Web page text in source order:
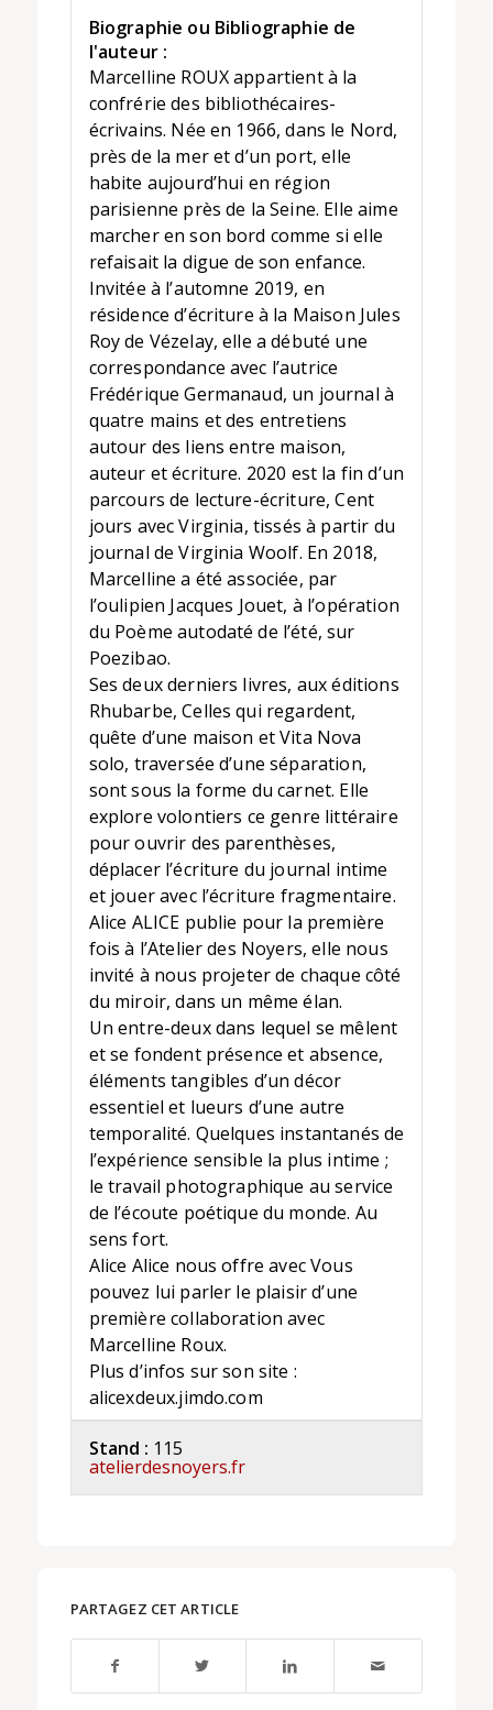
Biographie ou Bibliographie de
l'auteur :
Marcelline ROUX appartient à la
confrérie des bibliothécaires-
écrivains. Née en 1966, dans le Nord,
près de la mer et d’un port, elle
habite aujourd’hui en région
parisienne près de la Seine. Elle aime
marcher en son bord comme si elle
refaisait la digue de son enfance.
Invitée à l’automne 2019, en
résidence d’écriture à la Maison Jules
Roy de Vézelay, elle a débuté une
correspondance avec l’autrice
Frédérique Germanaud, un journal à
quatre mains et des entretiens
autour des liens entre maison,
auteur et écriture. 2020 est la fin d’un
parcours de lecture-écriture, Cent
jours avec Virginia, tissés à partir du
journal de Virginia Woolf. En 2018,
Marcelline a été associée, par
l’oulipien Jacques Jouet, à l’opération
du Poème autodaté de l’été, sur
Poezibao.
Ses deux derniers livres, aux éditions
Rhubarbe, Celles qui regardent,
quête d’une maison et Vita Nova
solo, traversée d’une séparation,
sont sous la forme du carnet. Elle
explore volontiers ce genre littéraire
pour ouvrir des parenthèses,
déplacer l’écriture du journal intime
et jouer avec l’écriture fragmentaire.
Alice ALICE publie pour la première
fois à l’Atelier des Noyers, elle nous
invité à nous projeter de chaque côté
du miroir, dans un même élan.
Un entre-deux dans lequel se mêlent
et se fondent présence et absence,
éléments tangibles d’un décor
essentiel et lueurs d’une autre
temporalité. Quelques instantanés de
l’expérience sensible la plus intime ;
le travail photographique au service
de l’écoute poétique du monde. Au
sens fort.
Alice Alice nous offre avec Vous
pouvez lui parler le plaisir d’une
première collaboration avec
Marcelline Roux.
Plus d’infos sur son site :
alicexdeux.jimdo.com
Stand : 115
atelierdesnoyers.fr
PARTAGEZ CET ARTICLE